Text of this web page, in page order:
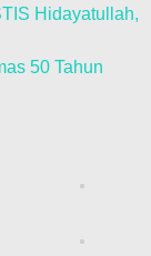
Hidayatullah,
50 Tahun